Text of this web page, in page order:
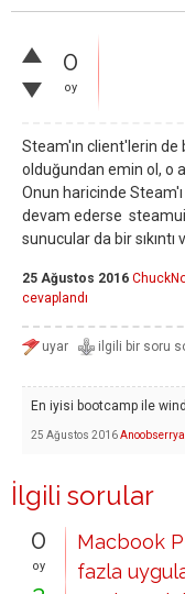
0
oy
Steam'ın client'lerin de
olduğundan emin ol, o
Onun haricinde
devam ederse
sunucular da bir sıkıntı
25 Ağustos 2016
cevaplandı
En iyisi bootcamp ile
25 Ağustos 2016
İlgili sorular
0
oy
Macbook
fazla